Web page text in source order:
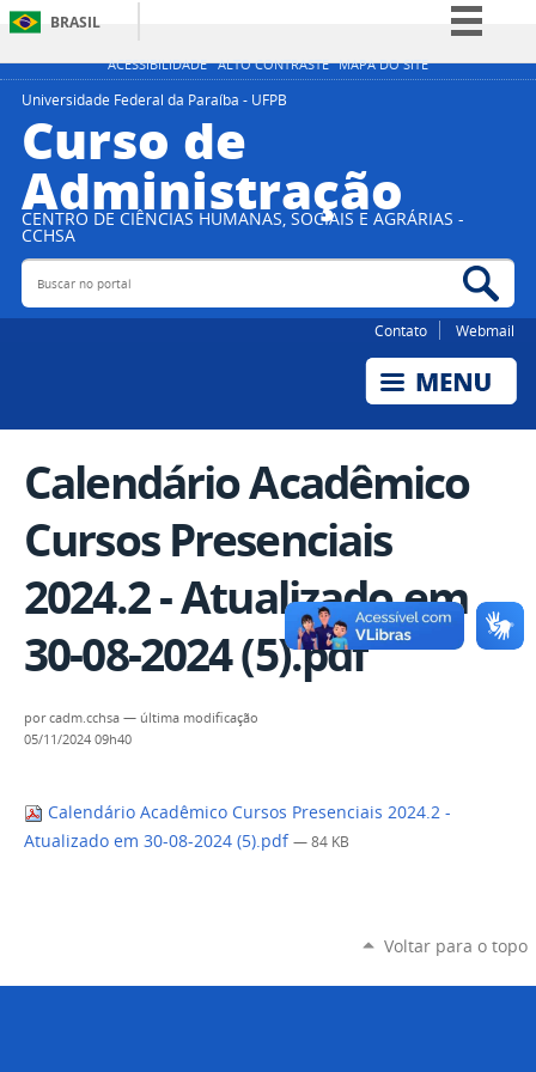
ACESSIBILIDADE ALTO CONTRASTE MAPA DO SITE
BRASIL
Simplifique!
Acesso à informação
Legislação
Universidade Federal da Paraíba - UFPB
Curso de
Administração
CENTRO DE CIÊNCIAS HUMANAS, SOCIAIS E AGRÁRIAS -
CCHSA
Buscar no portal
Contato Webmail
Calendário Acadêmico
Cursos Presenciais
2024.2 - Atualizado em
30-08-2024 (5).pdf
porcadm.cchsa — última modificação
05/11/2024 09h40
Calendário Acadêmico Cursos Presenciais 2024.2 -
Atualizado em 30-08-2024 (5).pdf — 84 KB
Voltar para o topo